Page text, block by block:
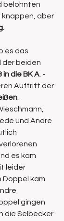
belohnten
knappen, aber
es das
der beiden
die BK A . -
Auftritt der
und Andre
es kam
leider
Doppel kam
gingen
die Selbecker